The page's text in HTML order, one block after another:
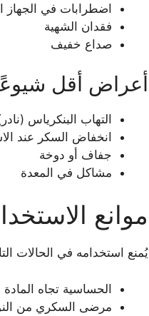
اضطرابات في الجهاز
فقدان الشهية
صداع خفيف
أعراض أقل
التهاب البنكرياس
انخفاض السكر عند
جفاف أو دوخة
مشاكل في المعدة
موانع
يُمنع استخدامه في الحالات
الحساسية تجاه المادة
مرضى السكري من